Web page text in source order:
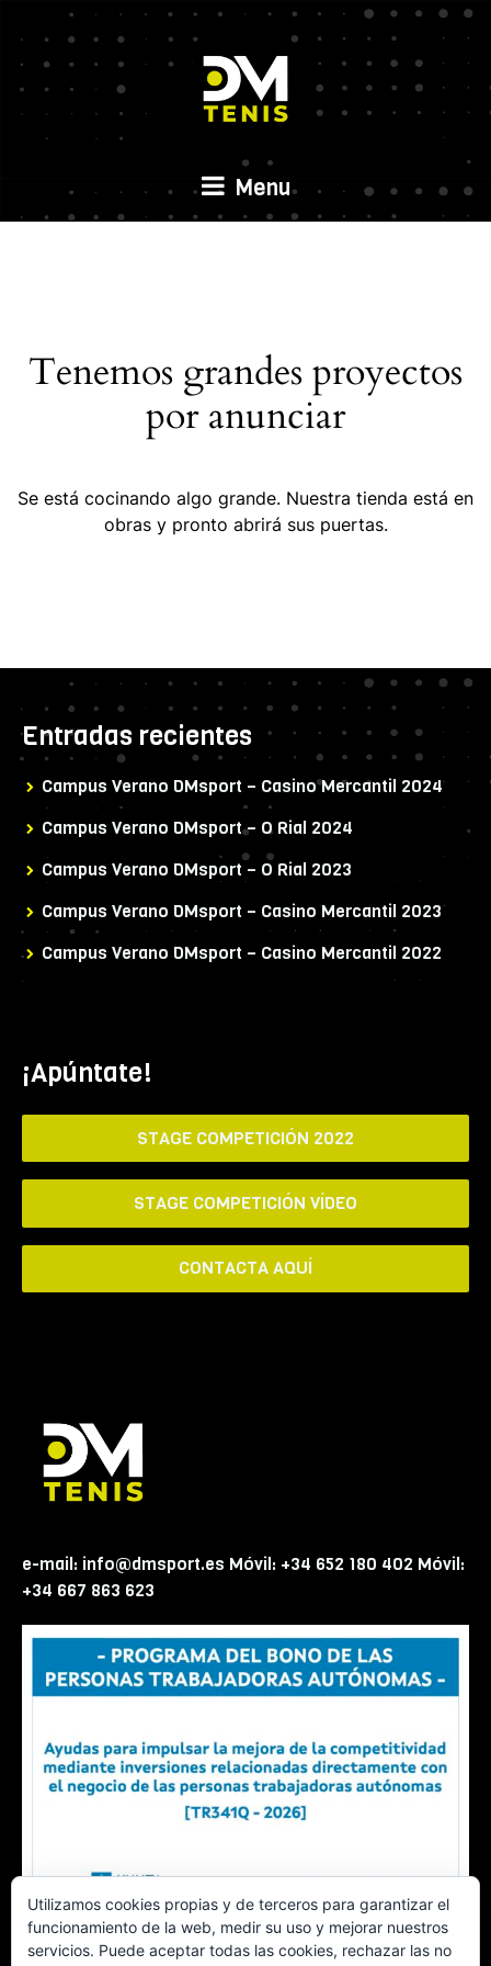
Menu
Tenemos grandes proyectos
por anunciar
Se está cocinando algo grande. Nuestra tienda está en
obras y pronto abrirá sus puertas.
Entradas recientes
Campus Verano DMsport – Casino Mercantil 2024
Campus Verano DMsport – O Rial 2024
Campus Verano DMsport – O Rial 2023
Campus Verano DMsport – Casino Mercantil 2023
Campus Verano DMsport – Casino Mercantil 2022
¡Apúntate!
STAGE COMPETICIÓN 2022
STAGE COMPETICIÓN VÍDEO
CONTACTA AQUÍ
e-mail: info@dmsport.es Móvil: +34 652 180 402 Móvil:
+34 667 863 623
Utilizamos cookies propias y de terceros para garantizar el
funcionamiento de la web, medir su uso y mejorar nuestros
servicios. Puede aceptar todas las cookies, rechazar las no